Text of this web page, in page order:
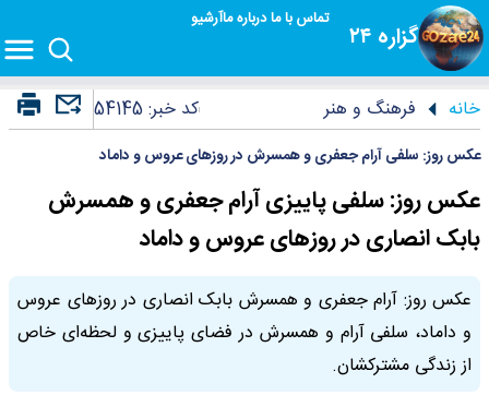
گزاره ۲۴
تماس با مادرباره ماآرشیو
خانه فرهنگ و هنر کد خبر:54145
عکس روز: سلفی آرام جعفری و همسرش در روزهای عروس و داماد
عکس روز: سلفی پاییزی آرام جعفری و همسرش
بابک انصاری در روزهای عروس و داماد
عکس روز: آرام جعفری و همسرش بابک انصاری در روزهای عروس
و داماد، سلفی آرام و همسرش در فضای پاییزی و لحظه‌ای خاص
از زندگی مشترکشان.